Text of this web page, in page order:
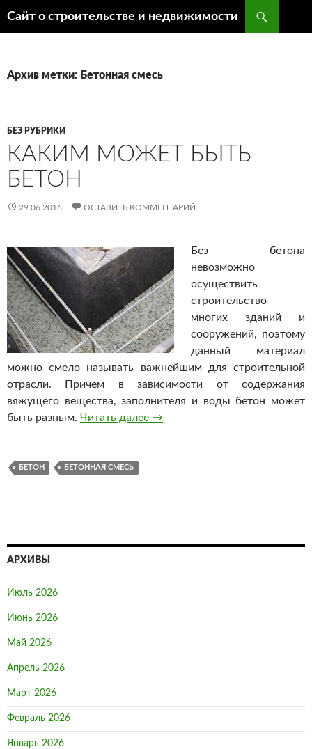
Сайт о строительстве и недвижимости
Архив метки: Бетонная смесь
БЕЗ РУБРИКИ
КАКИМ МОЖЕТ БЫТЬ
БЕТОН
29.06.2016 ОСТАВИТЬ КОММЕНТАРИЙ
Без бетона
невозможно
осуществить
строительство
многих зданий и
сооружений, поэтому
данный материал
можно смело называть важнейшим для строительной
отрасли. Причем в зависимости от содержания
вяжущего вещества, заполнителя и воды бетон может
быть разным. Читать далее Каким может быть бетон
→
БЕТОН БЕТОННАЯ СМЕСЬ
АРХИВЫ
Июль 2026
Июнь 2026
Май 2026
Апрель 2026
Март 2026
Февраль 2026
Январь 2026